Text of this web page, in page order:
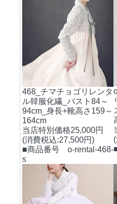
468_チマチョゴリレンタ
ル韓服化繊_バスト84～
94cm_身長+靴高さ159～
164cm
当店特別価格25,000円
(消費税込:27,500円)
■商品番号 o-rental-468-
s